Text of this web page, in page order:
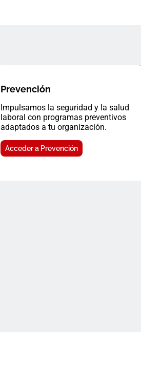
Prevención
Impulsamos la seguridad y la salud
laboral con programas preventivos
adaptados a tu organización.
Acceder a Prevención